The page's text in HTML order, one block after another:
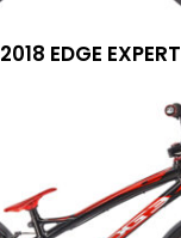
2018 EDGE EXPERT